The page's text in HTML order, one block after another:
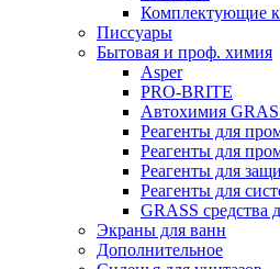
Комплектующие
Писсуары
Бытовая и проф. химия
Asper
PRO-BRITE
Автохимия
Реагенты для
Реагенты для
Реагенты для
Реагенты для
GRASS средства
Экраны для ванн
Дополнительное